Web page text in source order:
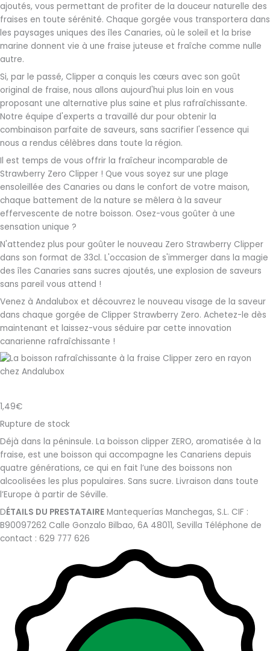
ajoutés, vous permettant de profiter de la douceur naturelle des
fraises en toute sérénité. Chaque gorgée vous transportera dans
les paysages uniques des îles Canaries, où le soleil et la brise
marine donnent vie à une fraise juteuse et fraîche comme nulle
autre.
Si, par le passé, Clipper a conquis les cœurs avec son goût
original de fraise, nous allons aujourd'hui plus loin en vous
proposant une alternative plus saine et plus rafraîchissante.
Notre équipe d'experts a travaillé dur pour obtenir la
combinaison parfaite de saveurs, sans sacrifier l'essence qui
nous a rendus célèbres dans toute la région.
Il est temps de vous offrir la fraîcheur incomparable de
Strawberry Zero Clipper ! Que vous soyez sur une plage
ensoleillée des Canaries ou dans le confort de votre maison,
chaque battement de la nature se mêlera à la saveur
effervescente de notre boisson. Osez-vous goûter à une
sensation unique ?
N'attendez plus pour goûter le nouveau Zero Strawberry Clipper
dans son format de 33cl. L'occasion de s'immerger dans la magie
des îles Canaries sans sucres ajoutés, une explosion de saveurs
sans pareil vous attend !
Venez à Andalubox et découvrez le nouveau visage de la saveur
dans chaque gorgée de Clipper Strawberry Zero. Achetez-le dès
maintenant et laissez-vous séduire par cette innovation
canarienne rafraîchissante !
1,49€
Rupture de stock
Déjà dans la péninsule. La boisson clipper ZERO, aromatisée à la
fraise, est une boisson qui accompagne les Canariens depuis
quatre générations, ce qui en fait l’une des boissons non
alcoolisées les plus populaires. Sans sucre. Livraison dans toute
l’Europe à partir de Séville.
DÉTAILS DU PRESTATAIRE Mantequerías Manchegas, S.L. CIF :
B90097262 Calle Gonzalo Bilbao, 6A 48011, Sevilla Téléphone de
contact : 629 777 626